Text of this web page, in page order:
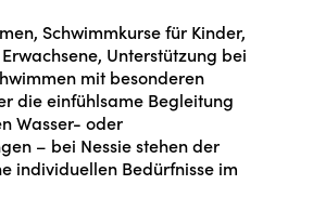
Schwimmkurse für Kinder,
Unterstützung bei
mit besonderen
die einfühlsame Begleitung
Wasser- oder
– bei Nessie stehen der
individuellen Bedürfnisse im